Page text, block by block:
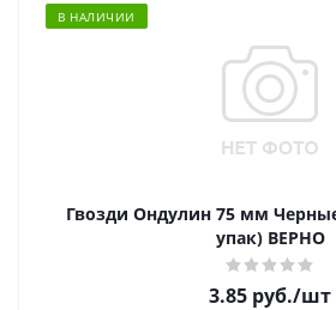
В НАЛИЧИИ
Гвозди Ондулин 75 мм
упак) ВЕРНО
3.85 руб./шт